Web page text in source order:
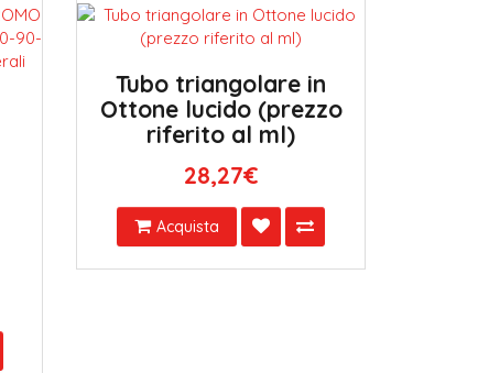
Tubo triangolare in
Ottone lucido (prezzo
riferito al ml)
28,27€
Acquista